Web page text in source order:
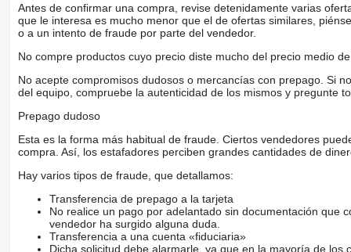
Antes de confirmar una compra, revise detenidamente varias
que le interesa es mucho menor que el de ofertas similares,
o a un intento de fraude por parte del vendedor.
No compre productos cuyo precio diste mucho del precio medio
No acepte compromisos dudosos o mercancías con prepago. Si
del equipo, compruebe la autenticidad de los mismos y pregunte
Prepago dudoso
Esta es la forma más habitual de fraude. Ciertos vendedores
compra. Así, los estafadores perciben grandes cantidades de
Hay varios tipos de fraude, que detallamos:
Transferencia de prepago a la tarjeta
No realice un pago por adelantado sin documentación que
vendedor ha surgido alguna duda.
Transferencia a una cuenta «fiduciaria»
Dicha solicitud debe alarmarle, ya que en la mayoría de los